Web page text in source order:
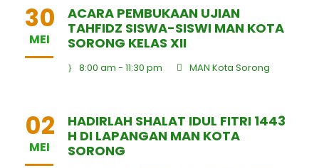
30
MEI
ACARA PEMBUKAAN UJIAN
TAHFIDZ SISWA-SISWI MAN KOTA
SORONG KELAS XII
8:00 am - 11:30 pm MAN Kota Sorong
02
MEI
HADIRLAH SHALAT IDUL FITRI 1443
H DI LAPANGAN MAN KOTA
SORONG